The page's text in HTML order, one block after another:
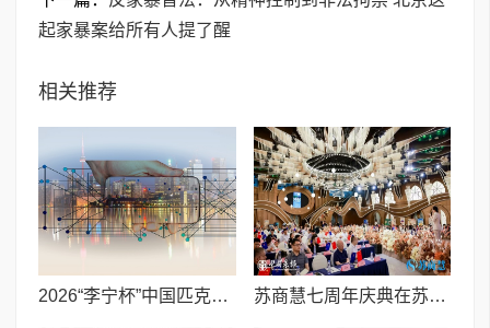
起家暴案给所有人提了醒
相关推荐
2026“李宁杯”中国匹克球巡回赛青少年赛-河南鹤壁站圆满落幕 苏商慧七周年庆典在苏州隆重举行 七大联创共启发展新篇章